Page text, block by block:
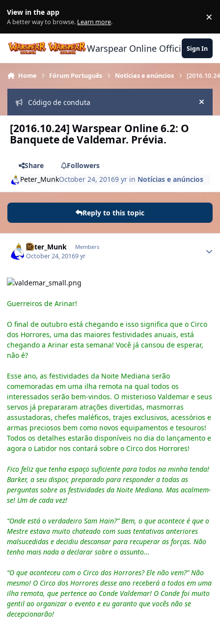
View in the app
A better way to browse. Learn more. ×
Warspear Online Official Forum
Sign In
Home Fórum Português Notícias e anúncios
Código de conduta Hide
[2016.10.24] Warspear Online 6.2: O
Banquete de Valdemar. Prévia.
Share
Followers
Peter_MunkOctober 24, 20169 yr in Notícias e anúncios
Reply to this topic
Peter_Munk Members
October 24, 20169 yr
Guerreiros de Arinar!
O final de outubro está chegando e isso significa que o Circo
dos Horrores, uma das maiores festividades anuais, está
chegando a Arinar esta semana! Você já cansou de esperar,
não é?
Esse ano, as festividades da Noite Mediana serão
comemoradas em uma ilha remota na qual todos os
interessados serão bem-vindos. O misterioso Valdemar e seus
servos já prepararam atrações divertidas, masmorras
assustadoras, chefes maléficos, trajes exclusivos, acessórios e
armas preciosos bem como novos equipamentos e tesouros!
Todos os detalhes estarão disponíveis no dia do lançamento e
agora o Latidor nos contará sobre o Circo dos Horrores!
Fico feliz que tenha espaço suficiente para todos na minha tenda!
Barker, a seu dispor, preparado para responder a todas as
perguntas sobre as festividades da Noite Mediana. Mas acalmem-
se! Um de cada vez!
“Onde está o verdadeiro Sam Hain?” Bem, o que acontece é que o
Mestre estava muito chateado com suas tentativas anteriores
malsucedidas e decidiu descansar para recuperar as forças. Não
tenho mais nada a declarar sobre o assunto...
“O que aconteceu com o Circo dos Horrores? Ele não vem?” Não
mesmo! O Circo dos Horrores desse ano receberá a todos em uma
ilha remota, que pertence ao Conde Valdemar! O Conde foi muito
gentil ao organizar o evento e eu garanto que vocês não se
decepcionarão!